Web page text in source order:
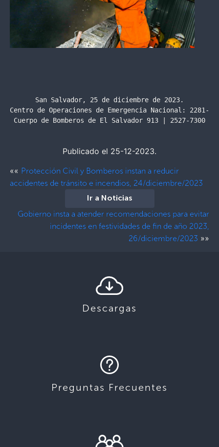
San Salvador, 25 de diciembre de 2023.
Centro de Operaciones de Emergencia Nacional: 2281-
Publicado el 25-12-2023.
«« Protección Civil y Bomberos instan a reducir
accidentes de tránsito e incendios, 24/diciembre/2023
Ir a Noticias
Gobierno insta a atender recomendaciones para evitar
incidentes en festividades de fin de año 2023,
26/diciembre/2023 »»
Descargas
Preguntas Frecuentes